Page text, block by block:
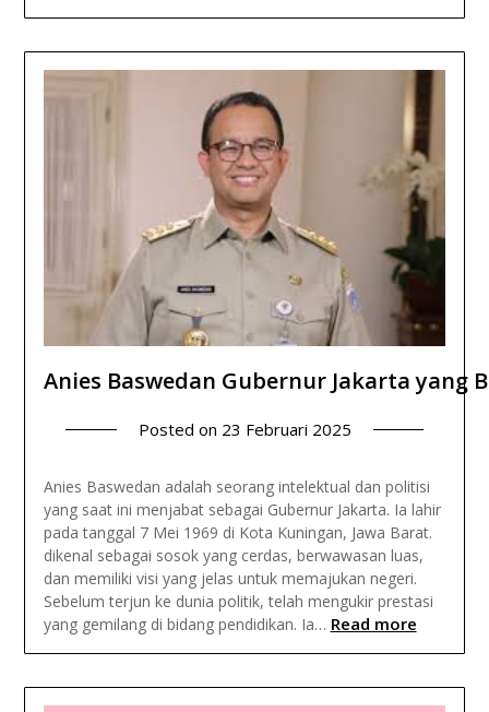
Anies Baswedan Gubernur Jakarta yang
Posted on 23 Februari 2025
Anies Baswedan adalah seorang intelektual dan politisi
yang saat ini menjabat sebagai Gubernur Jakarta. Ia lahir
pada tanggal 7 Mei 1969 di Kota Kuningan, Jawa Barat.
dikenal sebagai sosok yang cerdas, berwawasan luas,
dan memiliki visi yang jelas untuk memajukan negeri.
Sebelum terjun ke dunia politik, telah mengukir prestasi
yang gemilang di bidang pendidikan. Ia… Read more